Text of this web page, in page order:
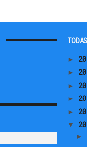
►
►
►
►
►
▼
►